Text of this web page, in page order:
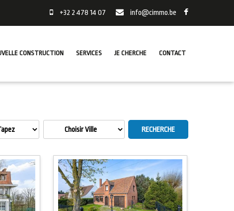
info@cimmo.be
+32 2 478 14 07
CONSTRUCTION SERVICES JE CHERCHE CONTACT